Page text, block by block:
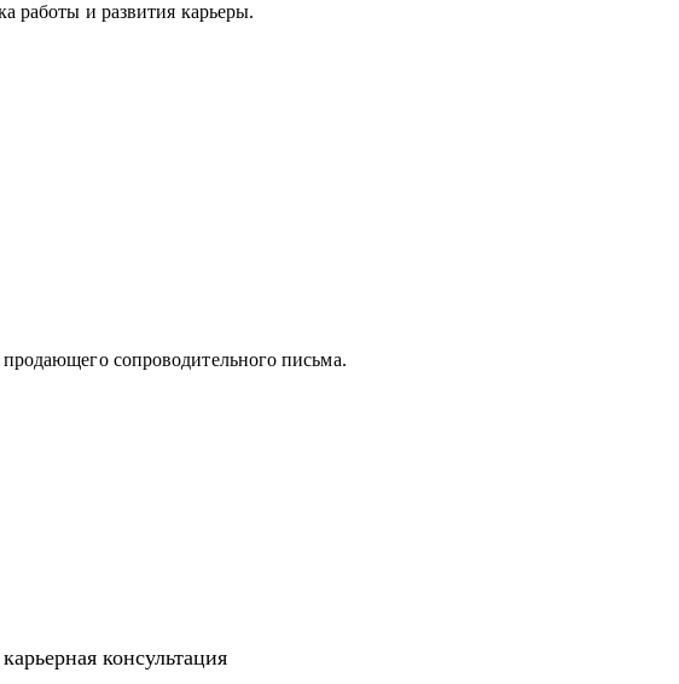
(e-com, FMCG, retail).
индивидуальном подходе, детальном
и искреннем отношении к людям.
работы и развития карьеры.
сопроводительного письма.
консультация